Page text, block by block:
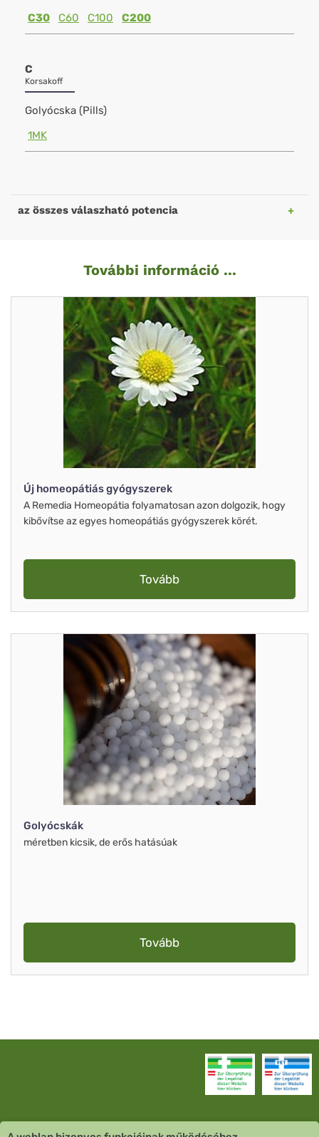
C30
C60 C100 C200
C
Korsakoff
Golyócska (Pills)
1MK
az összes válaszható potencia
További információ ...
Új homeopátiás gyógyszerek
A Remedia Homeopátia folyamatosan azon dolgozik, hogy
kibővítse az egyes homeopátiás gyógyszerek körét.
Tovább
Golyócskák
méretben kicsik, de erős hatásúak
Tovább